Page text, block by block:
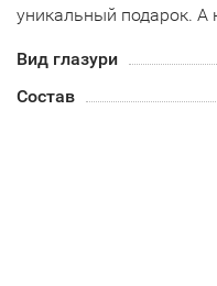
уникальный подарок.
Вид глазури
Состав